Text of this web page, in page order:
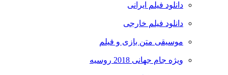
دانلود فیلم ایرانی
دانلود فیلم خارجی
موسیقی متن بازی و فیلم
ویژه جام جهانی 2018 روسیه